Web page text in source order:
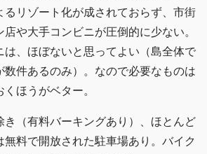
るリゾート化が成されておらず、市街
や大手コンビニが圧倒的に少ない。
は、ほぼないと思ってよい（島全体で
数件あるのみ）。なので必要なものは
ほうがベター。
き（有料バーキングあり）、ほとんど
料で開放された駐車場あり。バイク